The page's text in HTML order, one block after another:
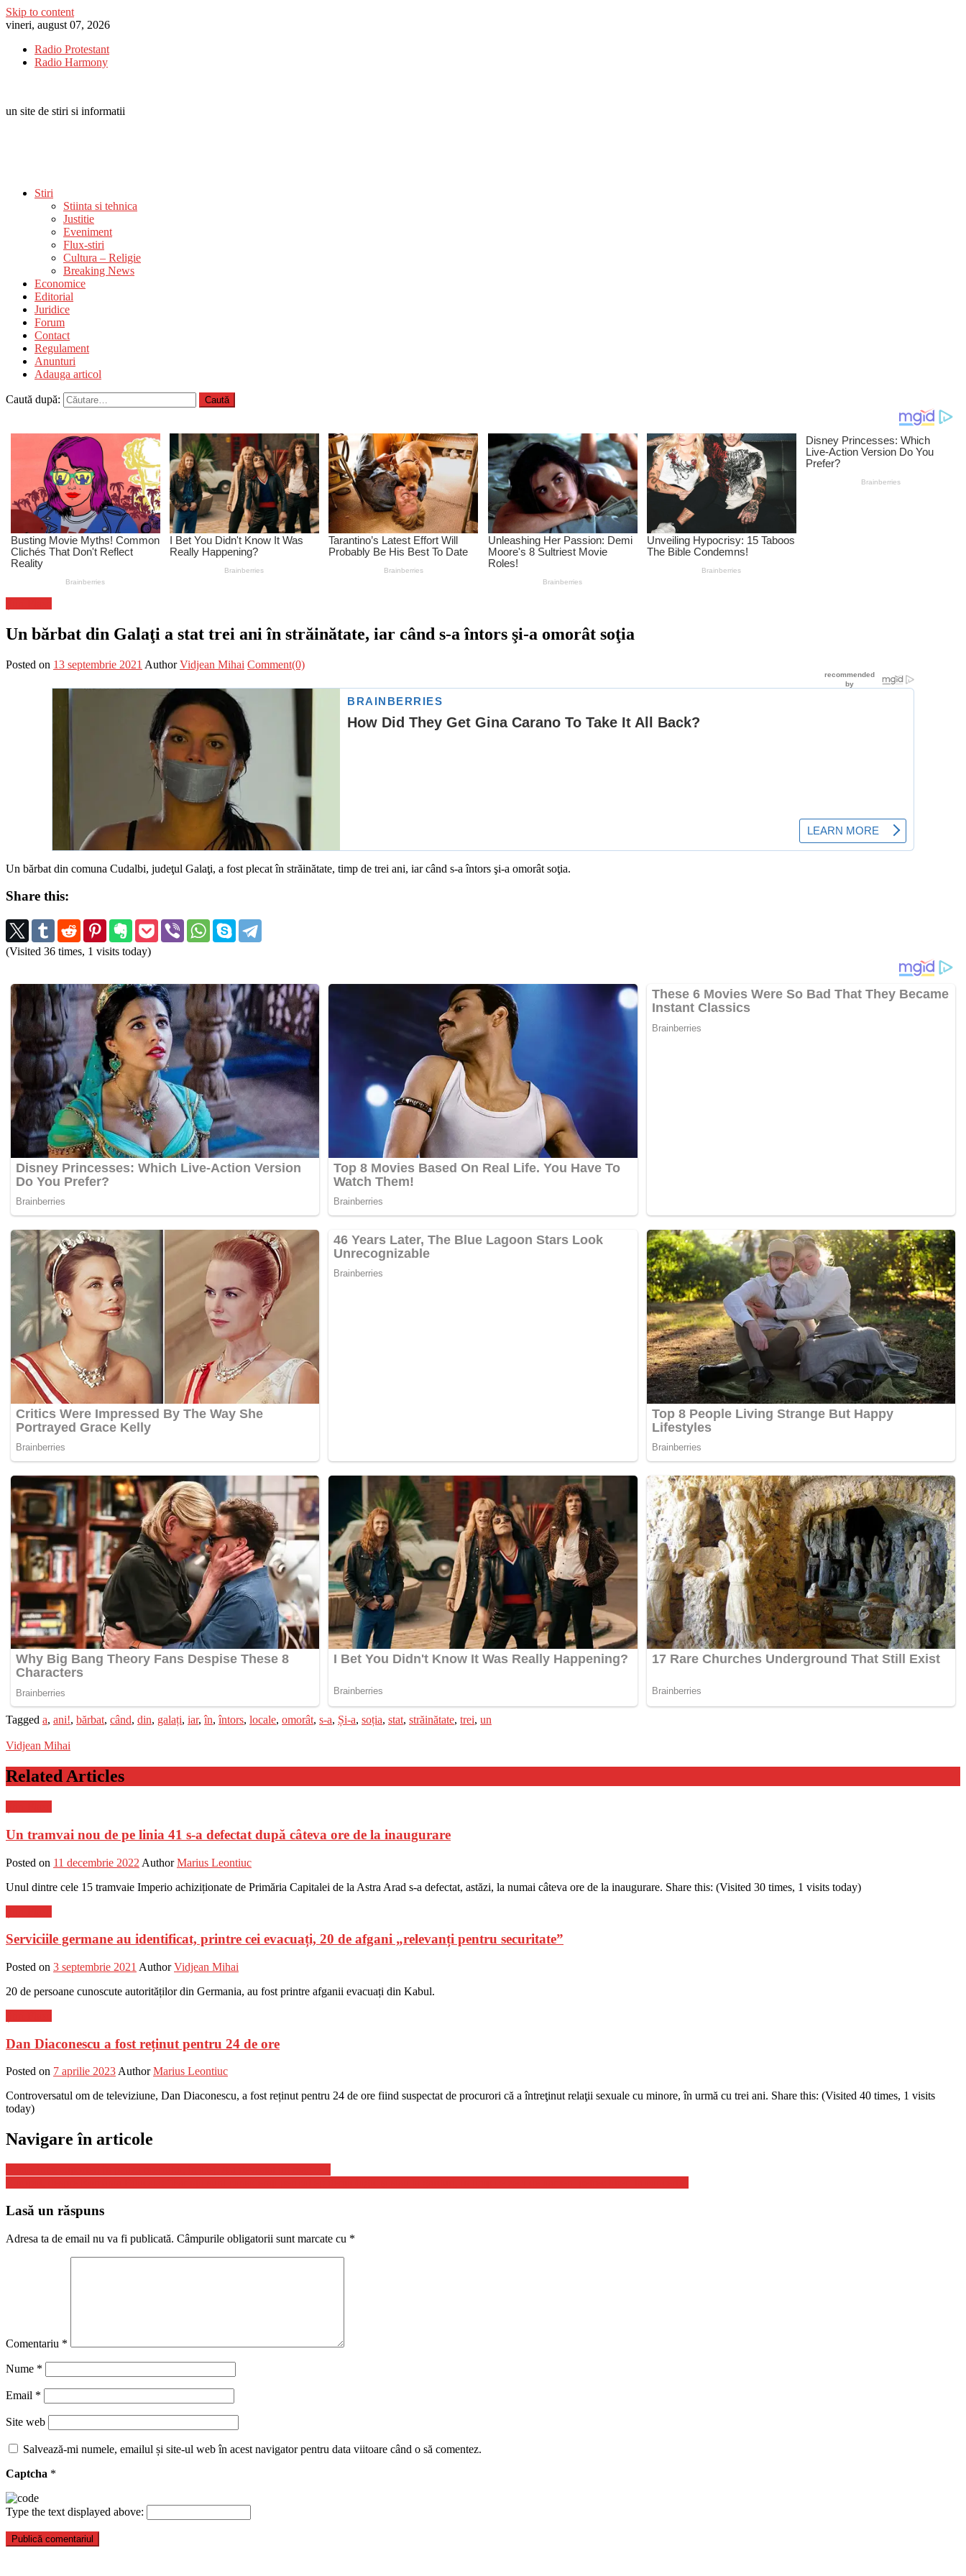
Skip to content
vineri, august 07, 2026
Radio Protestant
Radio Harmony
un site de stiri si informatii
Stiri
Stiinta si tehnica
Justitie
Eveniment
Flux-stiri
Cultura – Religie
Breaking News
Economice
Editorial
Juridice
Forum
Contact
Regulament
Anunturi
Adauga articol
Caută după:
Un bărbat din Galaţi a stat trei ani în străinătate, iar când s-a întors şi-a omorât soţia
Posted on 13 septembrie 2021 Author Vidjean Mihai Comment(0)
Un bărbat din comuna Cudalbi, judeţul Galaţi, a fost plecat în străinătate, timp de trei ani, iar când s-a întors şi-a omorât soţia.
Share this:
(Visited 36 times, 1 visits today)
Tagged a, ani!, bărbat, când, din, galați, iar,în,întors, locale, omorât, s-a, Și-a, soția, stat, străinătate, trei, un
Vidjean Mihai
Related Articles
Un tramvai nou de pe linia 41 s-a defectat după câteva ore de la inaugurare
Posted on 11 decembrie 2022 Author Marius Leontiuc
Unul dintre cele 15 tramvaie Imperio achiziționate de Primăria Capitalei de la Astra Arad s-a defectat, astăzi, la numai câteva ore de la inaugurare. Share this: (Visited 30 times, 1 visits today)
Serviciile germane au identificat, printre cei evacuați, 20 de afgani „relevanți pentru securitate”
Posted on 3 septembrie 2021 Author Vidjean Mihai
20 de persoane cunoscute autorităților din Germania, au fost printre afganii evacuați din Kabul.
Dan Diaconescu a fost reținut pentru 24 de ore
Posted on 7 aprilie 2023Author Marius Leontiuc
Controversatul om de televiziune, Dan Diaconescu, a fost reținut pentru 24 de ore fiind suspectat de procurori că a întreţinut relaţii sexuale cu minore, în urmă cu trei ani. Share this: (Visited 40 times, 1 visits
today)
Navigare în articole
Lasă un răspuns
Adresa ta de email nu va fi publicată. Câmpurile obligatorii sunt marcate cu *
Comentariu *
Nume *
Email *
Site web
Salvează-mi numele, emailul și site-ul web în acest navigator pentru data viitoare când o să comentez.
Captcha *
Type the text displayed above: